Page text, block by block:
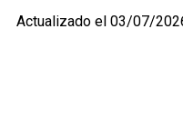
Actualizado el 03/07/